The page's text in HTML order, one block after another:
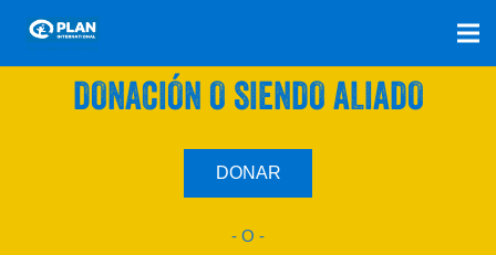
SÚMATE A NUESTRO PLAN CON UNA
DONACIÓN O SIENDO ALIADO
DONAR
- O -